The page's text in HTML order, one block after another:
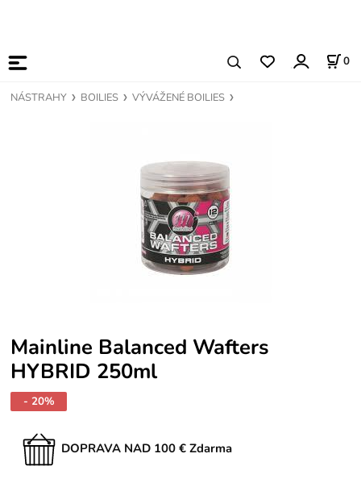
0
NÁSTRAHY BOILIES VÝVÁŽENÉ BOILIES
Mainline Balanced Wafters
HYBRID 250ml
- 20%
DOPRAVA NAD 100 € Zdarma